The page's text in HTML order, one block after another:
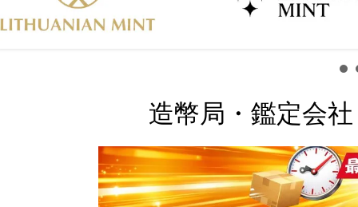
造幣局・鑑定会